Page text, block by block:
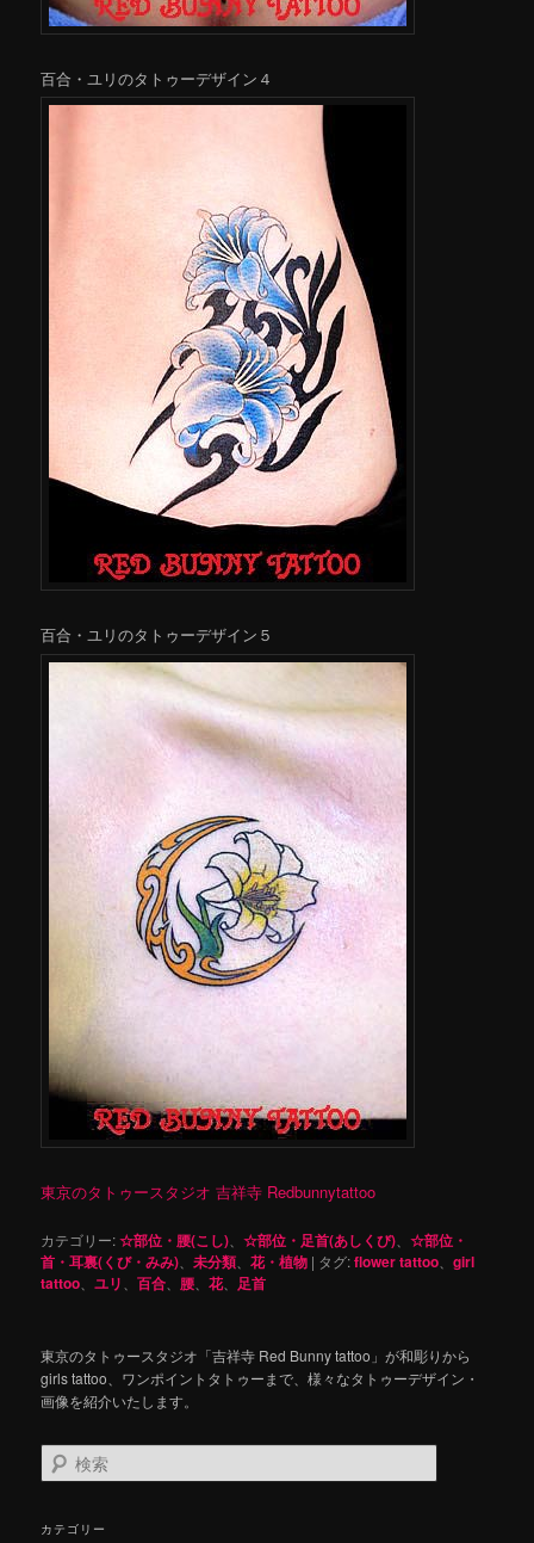
百合・ユリのタトゥーデザイン４
百合・ユリのタトゥーデザイン５
東京のタトゥースタジオ 吉祥寺 Redbunnytattoo
カテゴリー:☆部位・腰(こし) 、☆部位・足首(あしくび) 、☆部位・
首・耳裏(くび・みみ) 、未分類 、花・植物 | タグ:flower tattoo 、girl
tattoo 、ユリ 、百合 腰 、花、 足首
東京のタトゥースタジオ「吉祥寺 Red Bunny tattoo」が和彫りから
girls tattoo、ワンポイントタトゥーまで、様々なタトゥーデザイン・
画像を紹介いたします。
検
索
カテゴリー